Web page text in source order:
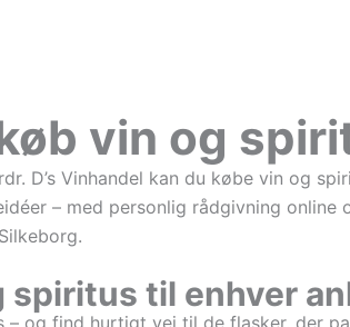
vin og
D’s Vinhandel kan du købe vin og
– med personlig rådgivning online
Silkeborg.
spiritus til enhver
– og find hurtigt vej til de flasker, der